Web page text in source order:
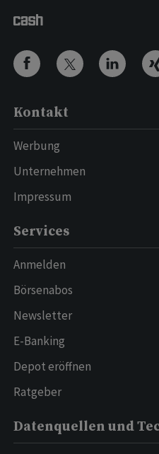
Kontakt
Werbung
Unternehmen
Impressum
Services
Anmelden
Börsenabos
Newsletter
E-Banking
Depot eröffnen
Ratgeber
Datenquellen und